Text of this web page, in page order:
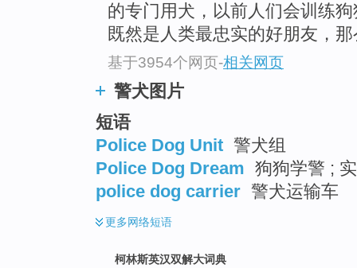
的专门用犬，以前人们会训练
既然是人类最忠实的好朋友，
基于3954个网页-相关网页
警犬图片
短语
Police Dog Unit 警犬组
Police Dog Dream 狗狗学警 ;
police dog carrier 警犬运输车
更多网络短语
柯林斯英汉双解大词典